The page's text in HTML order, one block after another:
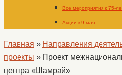
Все мероприятия к 75-
Акции к 9 мая
Главная » Направления
проекты » Проект
центра «Шамрай»